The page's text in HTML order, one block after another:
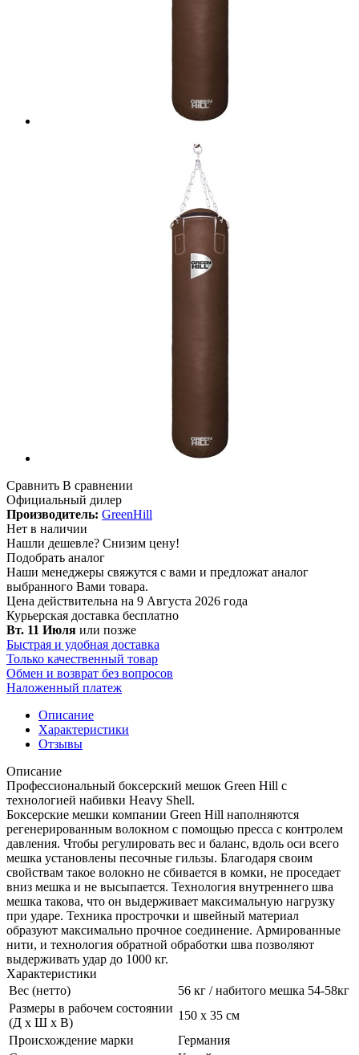
Сравнить В сравнении
Официальный дилер
Производитель: GreenHill
Нет в наличии
Нашли дешевле? Снизим цену!
Подобрать аналог
Наши менеджеры свяжутся с вами и предложат аналог
выбранного Вами товара.
Цена действительна на 9 Августа 2026 года
Курьерская доставка бесплатно
Вт. 11 Июля или позже
Быстрая и удобная доставка
Только качественный товар
Обмен и возврат без вопросов
Наложенный платеж
Описание
Характеристики
Отзывы
Описание
Профессиональный боксерский мешок Green Hill с
технологией набивки Heavy Shell.
Боксерские мешки компании Green Hill наполняются
регенерированным волокном с помощью пресса с контролем
давления. Чтобы регулировать вес и баланс, вдоль оси всего
мешка установлены песочные гильзы. Благодаря своим
свойствам такое волокно не сбивается в комки, не проседает
вниз мешка и не высыпается. Технология внутреннего шва
мешка такова, что он выдерживает максимальную нагрузку
при ударе. Техника прострочки и швейный материал
образуют максимально прочное соединение. Армированные
нити, и технология обратной обработки шва позволяют
выдерживать удар до 1000 кг.
Характеристики
Вес (нетто)
56 кг / набитого мешка 54-58кг
Размеры в рабочем состоянии
(Д х Ш х В)
150 х 35 см
Происхождение марки
Германия